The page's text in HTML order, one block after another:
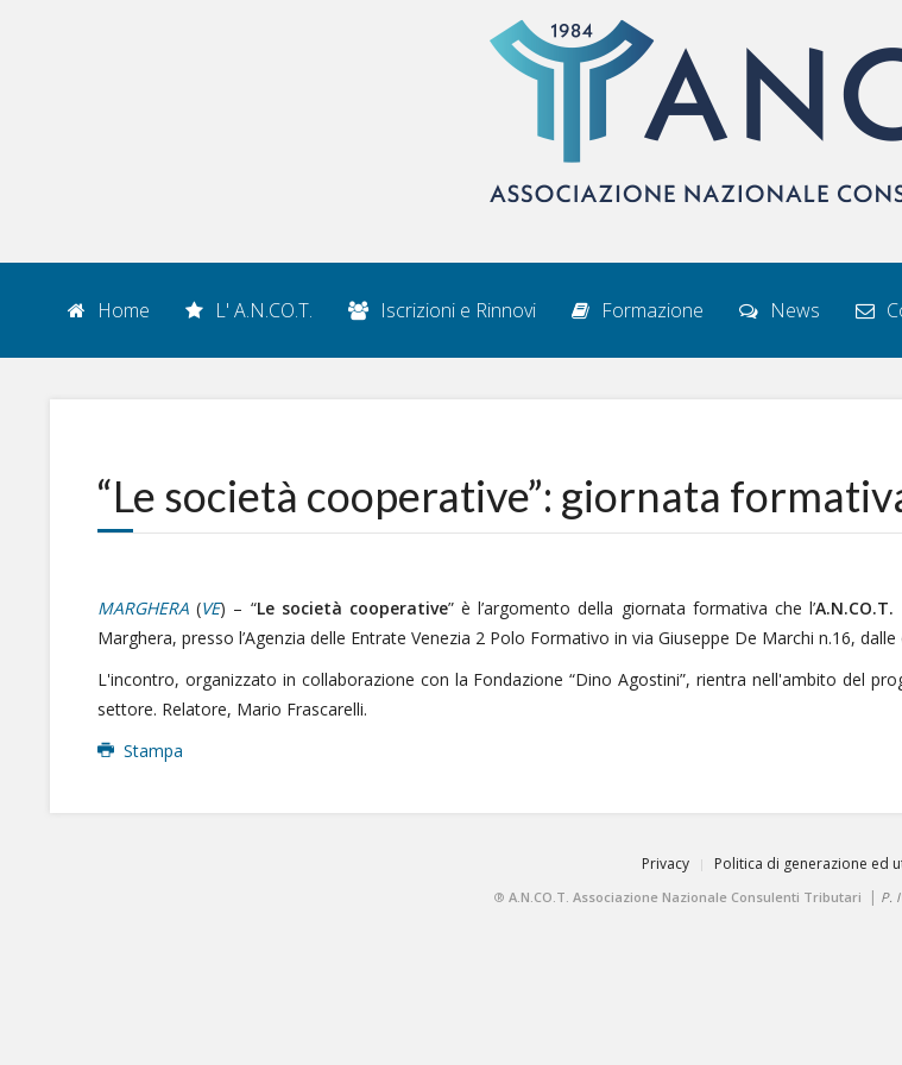
Home L' A.N.CO.T. Iscrizioni e Rinnovi Formazione News
“Le società cooperative”: giornata
MARGHERA (VE) – “Le società cooperative” è l’argomento della giornata formativa che l’
Marghera, presso l’Agenzia delle Entrate Venezia 2 Polo Formativo in via Giuseppe De Marchi n.16,
L'incontro, organizzato in collaborazione con la Fondazione “Dino Agostini”, rientra nell'ambito del
settore. Relatore, Mario Frascarelli.
Stampa
Privacy Politica di generazione ed
® A.N.CO.T. Associazione Nazionale Consulenti Tributari | P.